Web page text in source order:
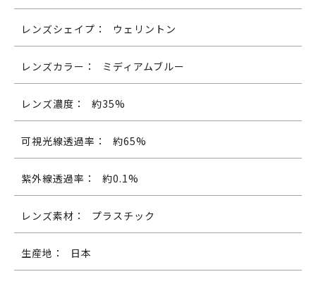
レンズシェイプ： ウェリントン
レンズカラー： ミディアムブルー
レンズ濃度： 約35%
可視光線透過率： 約65%
紫外線透過率： 約0.1%
レンズ素材： プラスチック
生産地： 日本